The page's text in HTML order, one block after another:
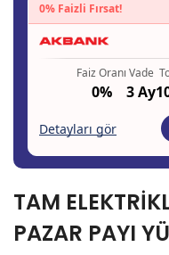
TAM
PAZAR PAYI